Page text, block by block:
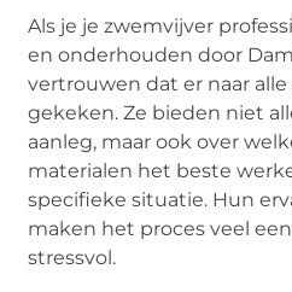
Als je je zwemvijver
en onderhouden door
vertrouwen dat er naar
gekeken. Ze bieden niet
aanleg, maar ook over
materialen het beste
specifieke situatie. Hun
maken het proces veel
stressvol.